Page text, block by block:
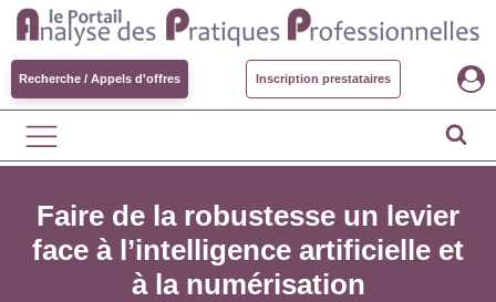
Recherche / Appels d'offres Inscription prestataires
Faire de la robustesse un levier
face à l’intelligence artificielle et
à la numérisation